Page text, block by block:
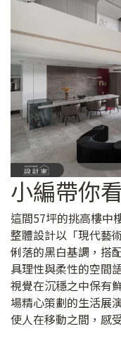
小編帶你
這間57坪的挑高樓中
整體設計以「現代藝
俐落的黑白基調，搭
具理性與柔性的空間
視覺在沉穩之中保有
場精心策劃的生活展
使人在移動之間，感